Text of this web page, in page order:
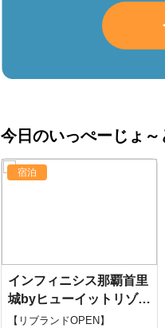
今日のいっぺーじょ～
宿泊
インフィニシス那覇首里
城byヒューイットリゾー
ト
【リブランドOPEN】